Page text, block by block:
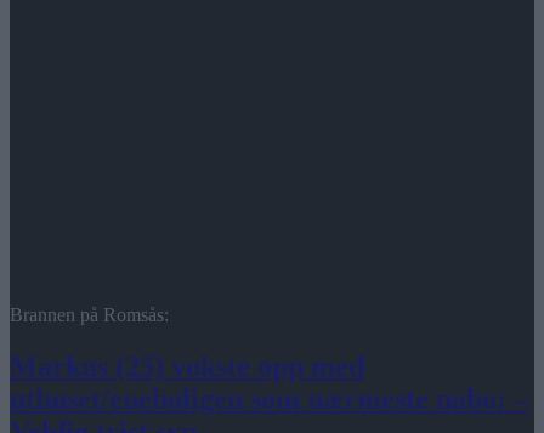
Brannen på Romsås:
Markus (25) vokste opp med
uthuset/eneboligen som nærmeste nabo: –